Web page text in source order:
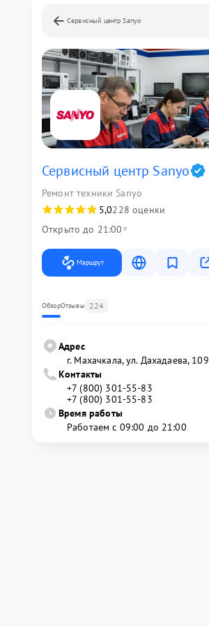
Сервисный центр Sanyo
Сервисный центр Sanyo
Ремонт техники Sanyo
5,0228 оценки
Открыто до 21:00
Маршрут
ОбзорОтзывы 224
Адрес
г. Махачкала, ул. Дахадаева, 109
Контакты
+7 (800) 301-55-83
+7 (800) 301-55-83
Время работы
Работаем с 09:00 до 21:00